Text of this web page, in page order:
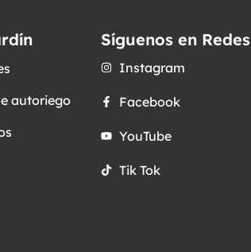
autoriego
Síguenos en Redes
Instagram
Facebook
YouTube
Tik Tok